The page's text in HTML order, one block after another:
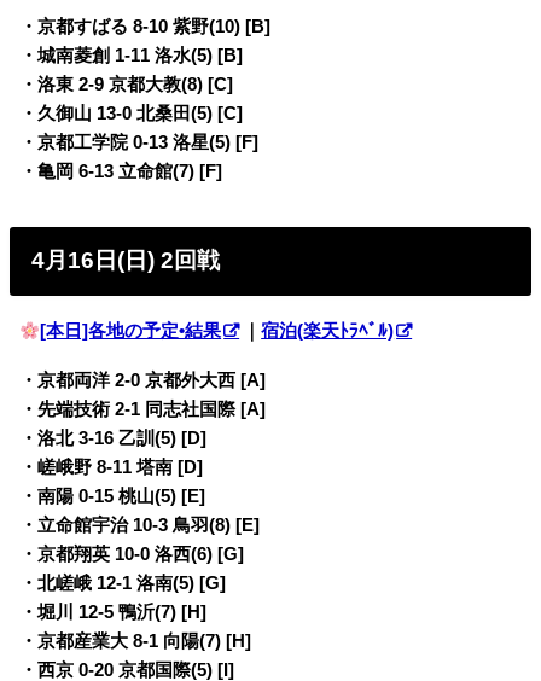
・京都すばる 8-10 紫野(10) [B]
・城南菱創 1-11 洛水(5) [B]
・洛東 2-9 京都大教(8) [C]
・久御山 13-0 北桑田(5) [C]
・京都工学院 0-13 洛星(5) [F]
・亀岡 6-13 立命館(7) [F]
4月16日(日) 2回戦
[本日]各地の予定•結果 ｜宿泊(楽天ﾄﾗﾍﾞﾙ)
・京都両洋 2-0 京都外大西 [A]
・先端技術 2-1 同志社国際 [A]
・洛北 3-16 乙訓(5) [D]
・嵯峨野 8-11 塔南 [D]
・南陽 0-15 桃山(5) [E]
・立命館宇治 10-3 鳥羽(8) [E]
・京都翔英 10-0 洛西(6) [G]
・北嵯峨 12-1 洛南(5) [G]
・堀川 12-5 鴨沂(7) [H]
・京都産業大 8-1 向陽(7) [H]
・西京 0-20 京都国際(5) [I]